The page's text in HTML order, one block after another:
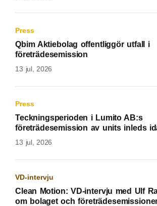
Press
Qbim Aktiebolag offentliggör utfall i
företrädesemission
13 jul, 2026
Press
Teckningsperioden i Lumito AB:s
företrädesemission av units inleds
13 jul, 2026
VD-intervju
Clean Motion: VD-intervju med Ulf
om bolaget och